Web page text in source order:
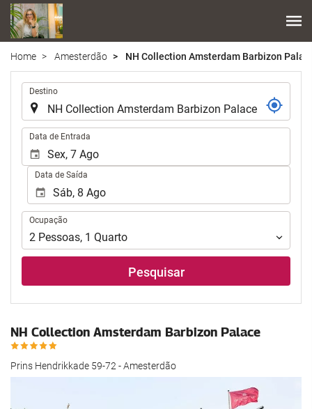
Home Amesterdão NH Collection Amsterdam Barbizon
Destino
Data de Entrada
Data de Saída
Ocupação
Ocupação
2 Pessoas, 1 Quarto
Pesquisar
NH Collection Amsterdam Barbizon Palace
Prins Hendrikkade 59-72 - Amesterdão